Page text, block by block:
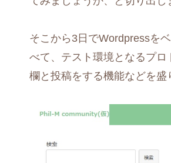
そこから3日でWordpressを
べて、テスト環境となるプ
欄と投稿をする機能などを盛